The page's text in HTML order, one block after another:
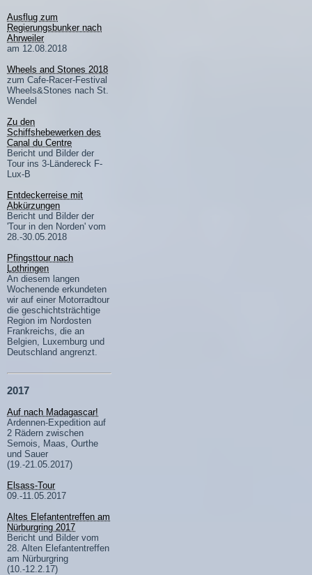
Ausflug zum
Regierungsbunker nach
Ahrweiler
am 12.08.2018
Wheels and Stones 2018
zum Cafe-Racer-Festival
Wheels&Stones nach St.
Wendel
Zu den
Schiffshebewerken des
Canal du Centre
Bericht und Bilder der
Tour ins 3-Ländereck F-
Lux-B
Entdeckerreise mit
Abkürzungen
Bericht und Bilder der
'Tour in den Norden' vom
28.-30.05.2018
Pfingsttour nach
Lothringen
An diesem langen
Wochenende erkundeten
wir auf einer Motorradtour
die geschichtsträchtige
Region im Nordosten
Frankreichs, die an
Belgien, Luxemburg und
Deutschland angrenzt.
2017
Auf nach Madagascar!
Ardennen-Expedition auf
2 Rädern zwischen
Semois, Maas, Ourthe
und Sauer
(19.-21.05.2017)
Elsass-Tour
09.-11.05.2017
Altes Elefantentreffen am
Nürburgring 2017
Bericht und Bilder vom
28. Alten Elefantentreffen
am Nürburgring
(10.-12.2.17)